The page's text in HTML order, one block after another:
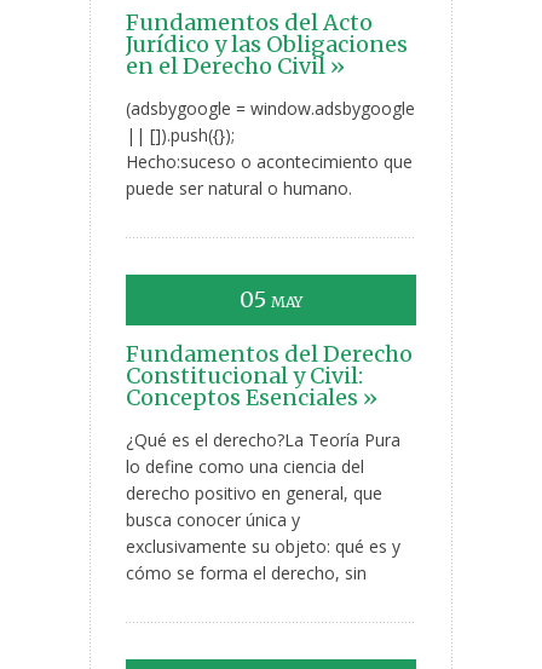
Fundamentos del Acto
Jurídico y las Obligaciones
en el Derecho Civil »
(adsbygoogle = window.adsbygoogle
|| []).push({});
Hecho:suceso o acontecimiento que
puede ser natural o humano.
05 MAY
Fundamentos del Derecho
Constitucional y Civil:
Conceptos Esenciales »
¿Qué es el derecho?La Teoría Pura
lo define como una ciencia del
derecho positivo en general, que
busca conocer única y
exclusivamente su objeto: qué es y
cómo se forma el derecho, sin